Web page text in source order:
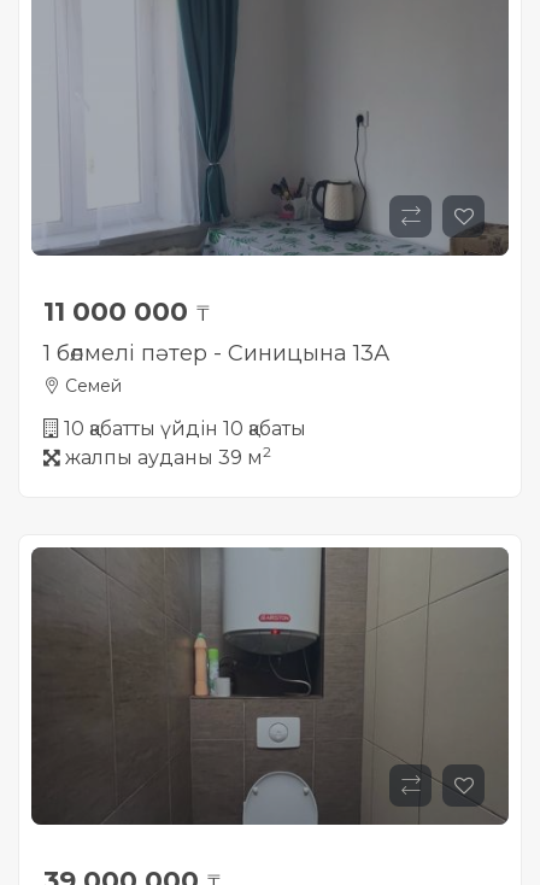
11 000 000 ₸
1 бөлмелі пәтер - Синицына 13А
Семей
10 қабатты үйдін 10 қабаты
жалпы ауданы 39 м2